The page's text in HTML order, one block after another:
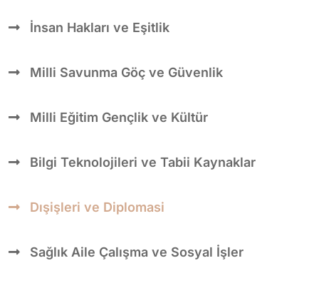
İnsan Hakları ve Eşitlik
Milli Savunma Göç ve Güvenlik
Milli Eğitim Gençlik ve Kültür
Bilgi Teknolojileri ve Tabii Kaynaklar
Dışişleri ve Diplomasi
Sağlık Aile Çalışma ve Sosyal İşler